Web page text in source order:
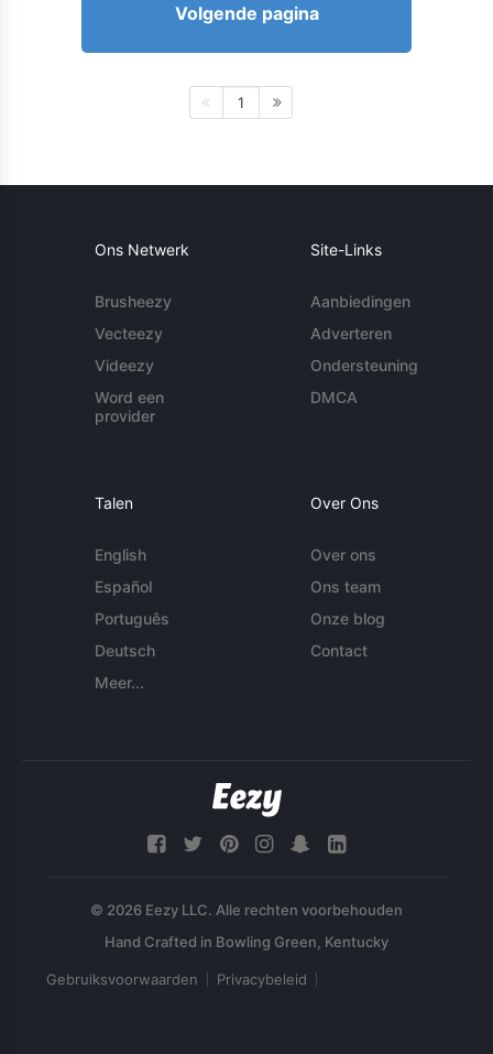
Volgende pagina
1
Ons Netwerk
Brusheezy
Vecteezy
Videezy
Word een
provider
Site-Links
Aanbiedingen
Adverteren
Ondersteuning
DMCA
Talen
English
Español
Português
Deutsch
Meer...
Over Ons
Over ons
Ons team
Onze blog
Contact
© 2026 Eezy LLC. Alle rechten voorbehouden
Gebruiksvoorwaarden Privacybeleid